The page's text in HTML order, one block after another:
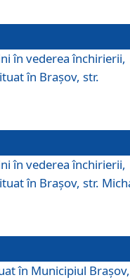
în vederea închirierii,
în Braşov, str.
în vederea închirierii,
în Braşov, str.
în Municipiul